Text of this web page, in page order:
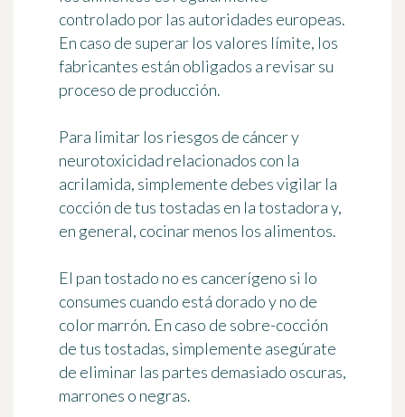
controlado por las autoridades europeas.
En caso de superar los valores límite, los
fabricantes están obligados a revisar su
proceso de producción.
Para limitar los riesgos de cáncer y
neurotoxicidad relacionados con la
acrilamida, simplemente debes vigilar la
cocción de tus tostadas en la tostadora y,
en general, cocinar menos los alimentos.
El pan tostado no es cancerígeno si lo
consumes cuando está dorado y no de
color marrón. En caso de sobre-cocción
de tus tostadas, simplemente asegúrate
de eliminar las partes demasiado oscuras,
marrones o negras.